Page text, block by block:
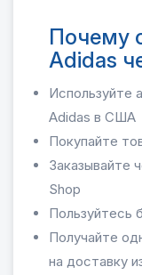
Почему
Adidas
Используйте
Adidas в США
Покупайте
Заказывайте
Shop
Пользуйтесь
Получайте
на доставку